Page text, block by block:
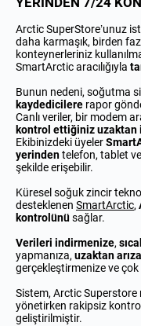
Arctic SuperStore’unuz
daha karmaşık, birden
konteynerleriniz
SmartArctic aracılığıyla
Bunun nedeni, soğutma
kaydedicilere rapor
Canlı veriler, bir modem
kontrol ettiğiniz uzaktan
Ekibinizdeki üyeler
yerindentelefon, tablet
şekilde erişebilir.
Küresel soğuk zincir
desteklenen SmartArctic,
kontrolünüsağlar.
Verileri indirmenize,
yapmanıza,uzaktan
gerçekleştirmenize ve
Sistem, Arctic
yönetirken rakipsiz
geliştirilmiştir.